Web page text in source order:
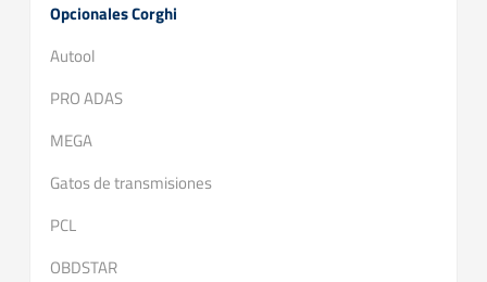
Opcionales Corghi
Autool
PRO ADAS
MEGA
Gatos de transmisiones
PCL
OBDSTAR